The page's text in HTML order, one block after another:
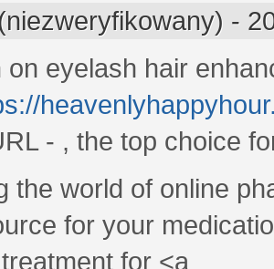
-
on eyelash hair
- , the top choice
the world of online
for your
for <a